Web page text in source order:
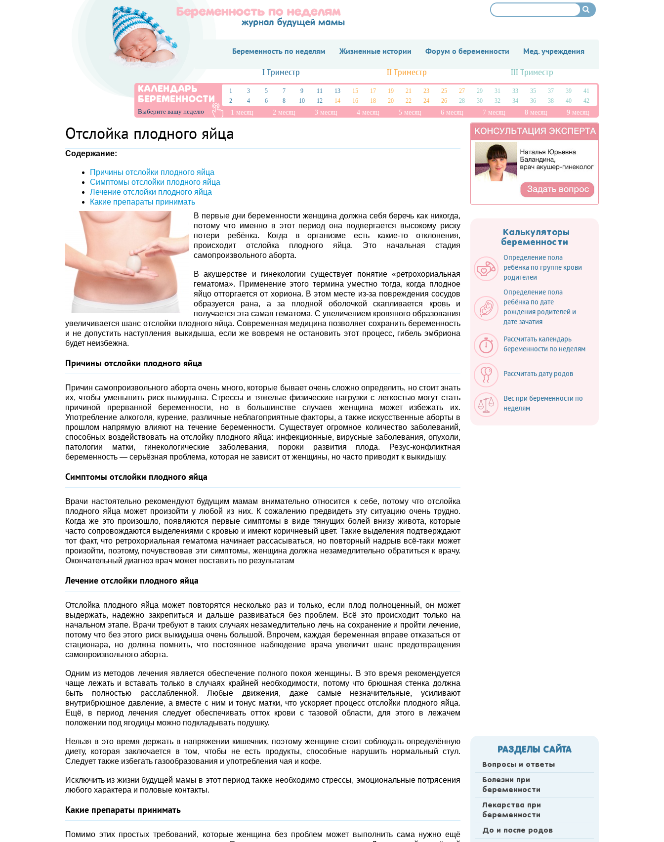
Беременность по неделям Жизненные истории Форум о беременности Мед. учреждения
I Триместр II Триместр III Триместр
КАЛЕНДАРЬ
БЕРЕМЕННОСТИ
Выберите вашу неделю
1 3 5 7 9 11 13 15 17 19 21 23 25 27 29 31 33 35 37 39
41
2
4 6 8 10 12 14 16 18 20 22 24 26 28 30 32 34 36 38 40 42
1 месяц 2 месяц 3 месяц 4 месяц 5 месяц 6 месяц 7 месяц 8 месяц 9 месяц
Отслойка плодного яйца
Содержание:
Причины отслойки плодного яйца
Симптомы отслойки плодного яйца
Лечение отслойки плодного яйца
Какие препараты принимать
В первые дни беременности женщина должна себя беречь как никогда,
потому что именно в этот период она подвергается высокому риску
потери ребёнка. Когда в организме есть какие-то отклонения,
происходит отслойка плодного яйца. Это начальная стадия
самопроизвольного аборта.
В акушерстве и гинекологии существует понятие «ретрохориальная
гематома». Применение этого термина уместно тогда, когда плодное
яйцо отторгается от хориона. В этом месте из-за повреждения сосудов
образуется рана, а за плодной оболочкой скапливается кровь и
получается эта самая гематома. С увеличением кровяного образования
увеличивается шанс отслойки плодного яйца. Современная медицина позволяет сохранить беременность
и не допустить наступления выкидыша, если же вовремя не остановить этот процесс, гибель эмбриона
будет неизбежна.
Причины отслойки плодного яйца
Причин самопроизвольного аборта очень много, которые бывает очень сложно определить, но стоит знать
их, чтобы уменьшить риск выкидыша. Стрессы и тяжелые физические нагрузки с легкостью могут стать
причиной прерванной беременности, но в большинстве случаев женщина может избежать их.
Употребление алкоголя, курение, различные неблагоприятные факторы, а также искусственные аборты в
прошлом напрямую влияют на течение беременности. Существует огромное количество заболеваний,
способных воздействовать на отслойку плодного яйца: инфекционные, вирусные заболевания, опухоли,
патологии матки, гинекологические заболевания, пороки развития плода. Резус-конфликтная
беременность — серьёзная проблема, которая не зависит от женщины, но часто приводит к выкидышу.
Симптомы отслойки плодного яйца
Врачи настоятельно рекомендуют будущим мамам внимательно относится к себе, потому что отслойка
плодного яйца может произойти у любой из них. К сожалению предвидеть эту ситуацию очень трудно.
Когда же это произошло, появляются первые симптомы в виде тянущих болей внизу живота, которые
часто сопровождаются выделениями с кровью и имеют коричневый цвет. Такие выделения подтверждают
тот факт, что ретрохориальная гематома начинает рассасываться, но повторный надрыв всё-таки может
произойти, поэтому, почувствовав эти симптомы, женщина должна незамедлительно обратиться к врачу.
Окончательный диагноз врач может поставить по результатам
Лечение отслойки плодного яйца
Отслойка плодного яйца может повторятся несколько раз и только, если плод полноценный, он может
выдержать, надежно закрепиться и дальше развиваться без проблем. Всё это происходит только на
начальном этапе. Врачи требуют в таких случаях незамедлительно лечь на сохранение и пройти лечение,
потому что без этого риск выкидыша очень большой. Впрочем, каждая беременная вправе отказаться от
стационара, но должна помнить, что постоянное наблюдение врача увеличит шанс предотвращения
самопроизвольного аборта.
Одним из методов лечения является обеспечение полного покоя женщины. В это время рекомендуется
чаще лежать и вставать только в случаях крайней необходимости, потому что брюшная стенка должна
быть полностью расслабленной. Любые движения, даже самые незначительные, усиливают
внутрибрюшное давление, а вместе с ним и тонус матки, что ускоряет процесс отслойки плодного яйца.
Ещё, в период лечения следует обеспечивать отток крови с тазовой области, для этого в лежачем
положении под ягодицы можно подкладывать подушку.
Нельзя в это время держать в напряжении кишечник, поэтому женщине стоит соблюдать определённую
диету, которая заключается в том, чтобы не есть продукты, способные нарушить нормальный стул.
Следует также избегать газообразования и употребления чая и кофе.
Исключить из жизни будущей мамы в этот период также необходимо стрессы, эмоциональные потрясения
любого характера и половые контакты.
Какие препараты принимать
Помимо этих простых требований, которые женщина без проблем может выполнить сама нужно ещё
Калькуляторы
беременности
Определение пола
ребёнка по группе крови
родителей
Определение пола
ребёнка по дате
рождения родителей и
дате зачатия
Рассчитать календарь
беременности по неделям
Рассчитать дату родов
Вес при беременности по
неделям
РАЗДЕЛЫ САЙТА
Вопросы и ответы
Болезни при
беременности
Лекарства при
беременности
До и после родов